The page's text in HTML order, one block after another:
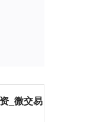
_微交易